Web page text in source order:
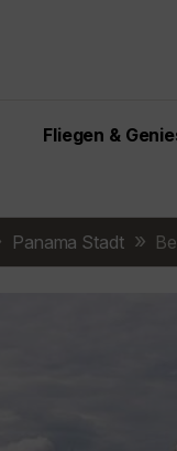
Fliegen &
Panama Stadt